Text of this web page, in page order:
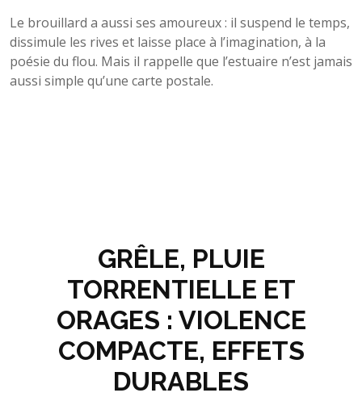
Le brouillard a aussi ses amoureux : il suspend le temps,
dissimule les rives et laisse place à l’imagination, à la
poésie du flou. Mais il rappelle que l’estuaire n’est jamais
aussi simple qu’une carte postale.
GRÊLE, PLUIE
TORRENTIELLE ET
ORAGES : VIOLENCE
COMPACTE, EFFETS
DURABLES